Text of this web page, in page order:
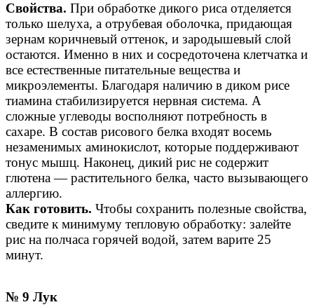
Свойства. При обработке дикого риса отделяется
только шелуха, а отрубевая оболочка, придающая
зернам коричневый оттенок, и зародышевый слой
остаются. Именно в них и сосредоточена клетчатка и
все естественные питательные вещества и
микроэлементы. Благодаря наличию в диком рисе
тиамина стабилизируется нервная система. А
сложные углеводы восполняют потребность в
сахаре. В состав рисового белка входят восемь
незаменимых аминокислот, которые поддерживают
тонус мышц. Наконец, дикий рис не содержит
глютена — растительного белка, часто вызывающего
аллергию.
Как готовить. Чтобы сохранить полезные свойства,
сведите к минимуму тепловую обработку: залейте
рис на полчаса горячей водой, затем варите 25
минут.
№ 9 Лук